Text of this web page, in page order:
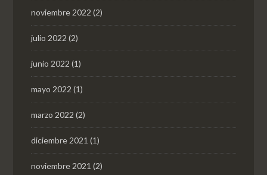
noviembre 2022 (2)
julio 2022 (2)
junio 2022 (1)
mayo 2022 (1)
marzo 2022 (2)
diciembre 2021 (1)
noviembre 2021 (2)